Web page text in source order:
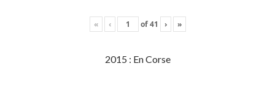
« ‹ of41 › »
2015 : En Corse